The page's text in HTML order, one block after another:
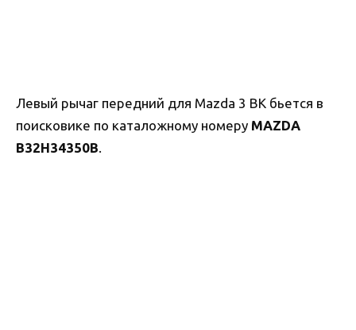
Левый рычаг передний для Mazda 3 BK бьется в
поисковике по каталожному номеру MAZDA
B32H34350B.